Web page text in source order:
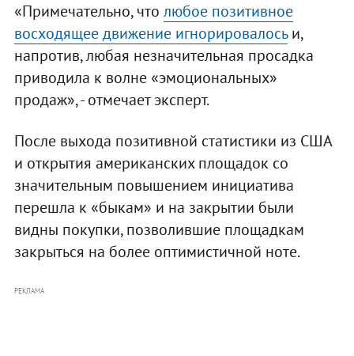
«Примечательно, что любое позитивное
восходящее движение игнорировалосьи,
напротив, любая незначительная просадка
приводила к волне «эмоциональных»
продаж», - отмечает эксперт.
После выхода позитивной статистики из США
и открытия американских площадок со
значительным повышением инициатива
перешла к «быкам» и на закрытии были
видны покупки, позволившие площадкам
закрыться на более оптимистичной ноте.
РЕКЛАМА